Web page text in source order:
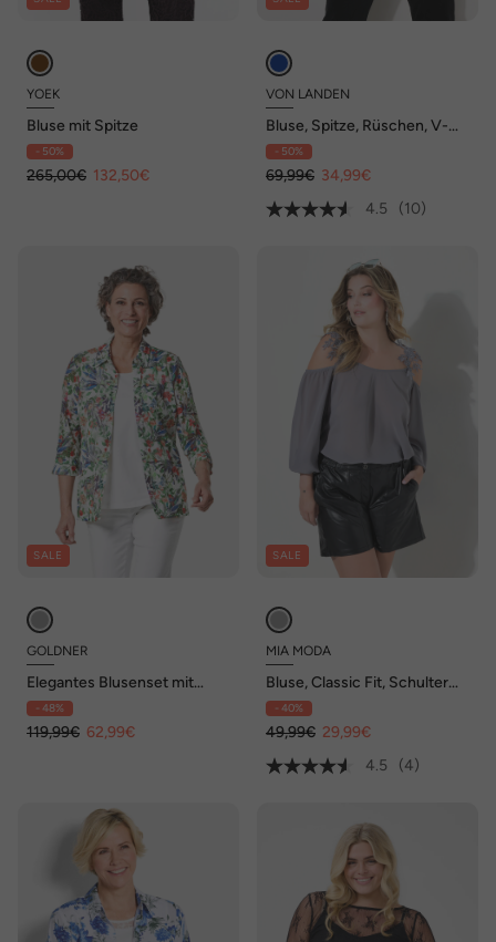
YOEK
Bluse mit Spitze
- 50%
265,00€ 132,50€
VON LANDEN
Bluse, Spitze, Rüschen, V-
Ausschnitt, Langarm
- 50%
69,99€ 34,99€
4.5
(10)
SALE
GOLDNER
Elegantes Blusenset mit
Blumenmuster
- 48%
119,99€ 62,99€
SALE
MIA MODA
Bluse, Classic Fit, Schulter
CutOut mit Spitze
- 40%
49,99€ 29,99€
4.5
(4)